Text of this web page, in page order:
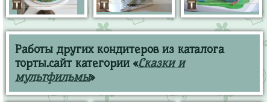
Работы других кондитеров из каталога
торты.сайт категории «Сказки и
мультфильмы»